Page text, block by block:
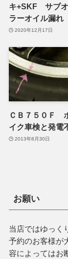
キ+SKF サブ
ラーオイル漏れ
2020年12月17日
ＣＢ７５０Ｆ
イク車検と発電
2013年8月30日
お願い
当店ではゆっく
予約のお客様が
容によってはお